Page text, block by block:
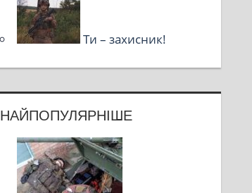
Ти – захисник!
НАЙПОПУЛЯРНІШЕ